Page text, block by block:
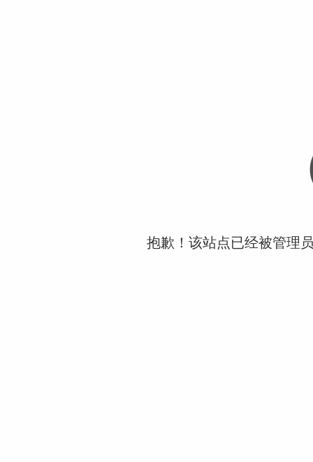
抱歉！该站点已经被管理